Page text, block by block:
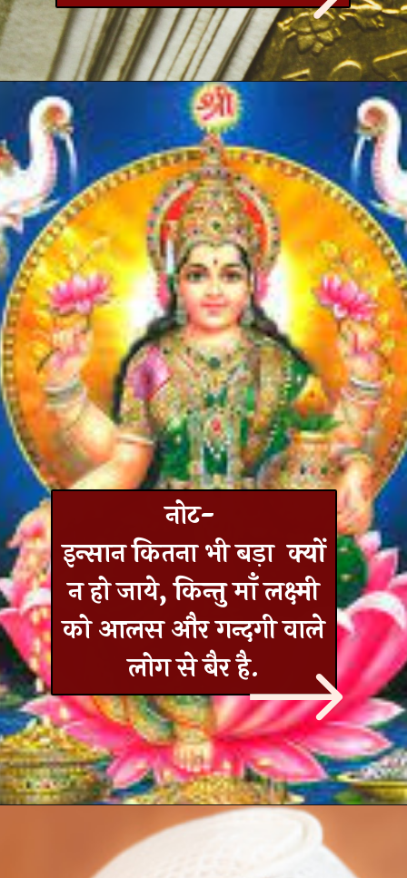
नोट-
इन्सान कितना भी बड़ा क्यों
न हो जाये, किन्तु माँ लक्ष्मी
को आलस और गन्दगी वाले
लोग से बैर है.